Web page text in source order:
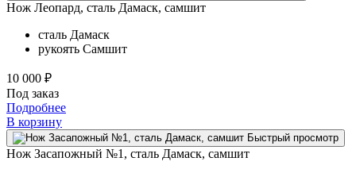
Нож Леопард, сталь Дамаск, самшит
сталь Дамаск
рукоять Самшит
10 000 ₽
Под заказ
Подробнее
В корзину
Быстрый просмотр
Нож Засапожный №1, сталь Дамаск, самшит